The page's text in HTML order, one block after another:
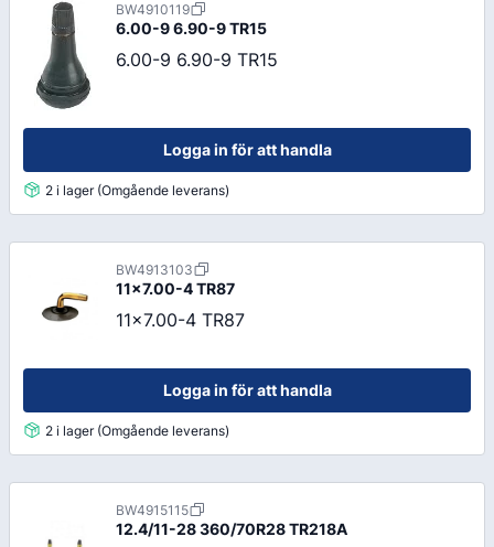
BW4910119
6.00-9 6.90-9 TR15
6.00-9 6.90-9 TR15
Logga in för att handla
2 i lager (Omgående leverans)
BW4913103
11x7.00-4 TR87
11x7.00-4 TR87
Logga in för att handla
2 i lager (Omgående leverans)
BW4915115
12.4/11-28 360/70R28 TR218A